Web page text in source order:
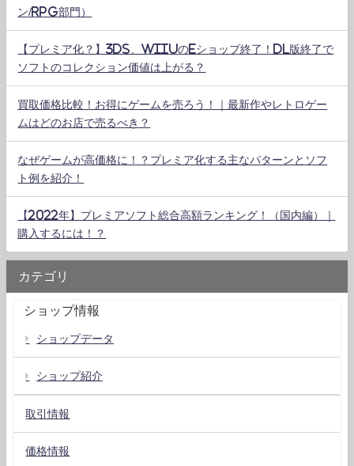
ン/RPG部門）
【プレミア化？】3DS、WiiUのeショップ終了！DL版終了で
ソフトのコレクション価値は上がる？
買取価格比較！お得にゲームを売ろう！｜最新作やレトロゲー
ムはどのお店で売るべき？
なぜゲームが高価格に！？プレミア化する主なパターンとソフ
ト例を紹介！
【2022年】プレミアソフト総合高額ランキング！（国内編）｜
購入するには！？
カテゴリ
ショップ情報
ショップデータ
ショップ紹介
取引情報
価格情報